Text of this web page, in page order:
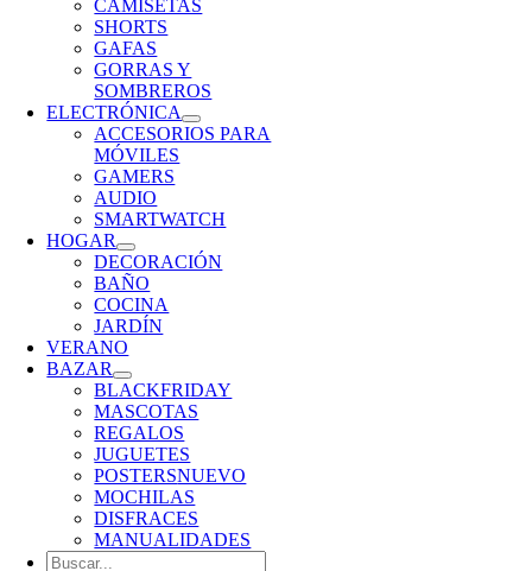
CAMISETAS
SHORTS
GAFAS
GORRAS Y
SOMBREROS
ELECTRÓNICA
ACCESORIOS PARA
MÓVILES
GAMERS
AUDIO
SMARTWATCH
HOGAR
DECORACIÓN
BAÑO
COCINA
JARDÍN
VERANO
BAZAR
BLACKFRIDAY
MASCOTAS
REGALOS
JUGUETES
POSTERSNUEVO
MOCHILAS
DISFRACES
MANUALIDADES
Buscar: